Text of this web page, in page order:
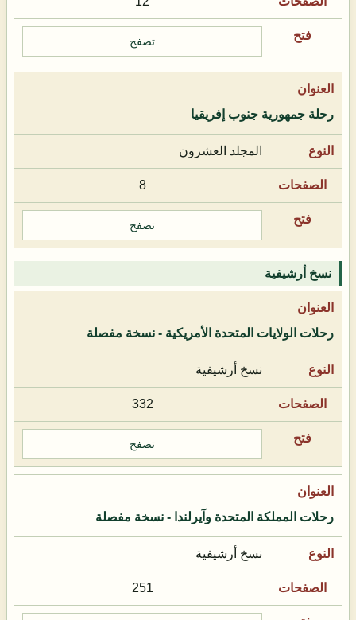
تصفح
رحلة جمهورية جنوب إفريقيا
المجلد العشرون
8
تصفح
نسخ أرشيفية
رحلات الولايات المتحدة الأمريكية - نسخة مفصلة
نسخ أرشيفية
332
تصفح
رحلات المملكة المتحدة وآيرلندا - نسخة مفصلة
نسخ أرشيفية
251